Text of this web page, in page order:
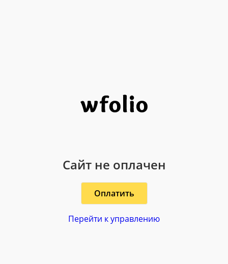
Сайт не оплачен
Оплатить
Перейти к управлению